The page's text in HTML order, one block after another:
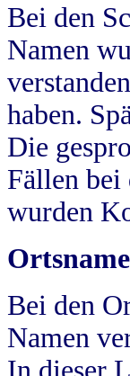
Bei den
Namen
haben.
Die
Fällen bei
wurden
Bei den
Namen